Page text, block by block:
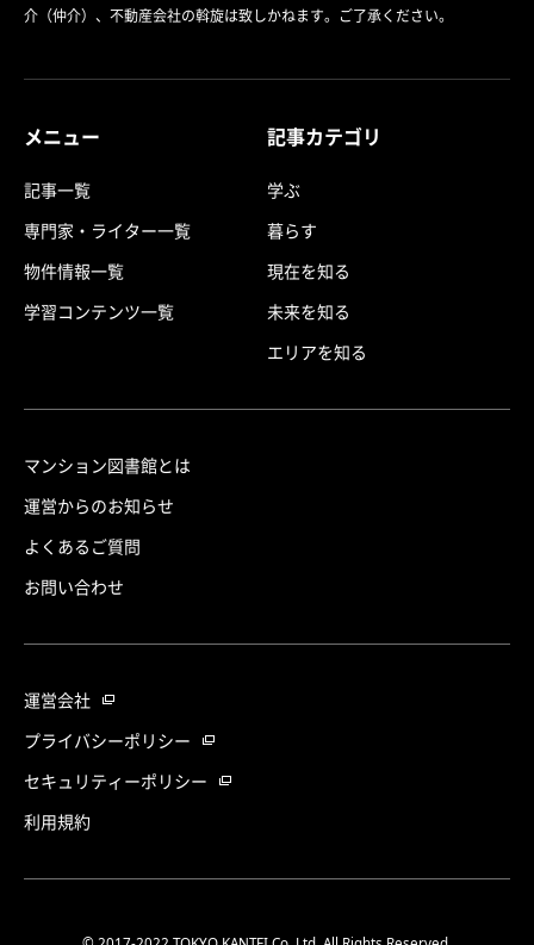
介（仲介）、不動産会社の斡旋は致しかねます。ご了承ください。
メニュー
記事一覧
専門家・ライター一覧
物件情報一覧
学習コンテンツ一覧
記事カテゴリ
学ぶ
暮らす
現在を知る
未来を知る
エリアを知る
マンション図書館とは
運営からのお知らせ
よくあるご質問
お問い合わせ
運営会社
プライバシーポリシー
セキュリティーポリシー
利用規約